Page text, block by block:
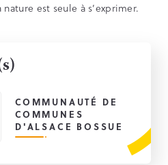
est seule à s’exprimer.
COMMUNAUTÉ DE
COMMUNES
D'ALSACE BOSSUE